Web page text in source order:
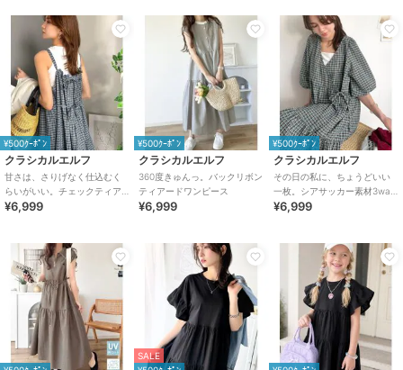
¥500ｸｰﾎﾟﾝ
クラシカルエルフ
甘さは、さりげなく仕込むく
らいがいい。チェックティア
ードバックリボンキャミロン
¥6,999
¥500ｸｰﾎﾟﾝ
クラシカルエルフ
360度きゅんっ。バックリボン
ティアードワンピース
¥6,999
¥500ｸｰﾎﾟﾝ
クラシカルエルフ
その日の私に、ちょうどいい
一枚。シアサッカー素材3way
ティアードカシュクールロン
¥6,999
SALE